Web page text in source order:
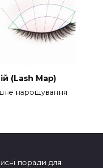
(Lash Map)
нарощування
поради для